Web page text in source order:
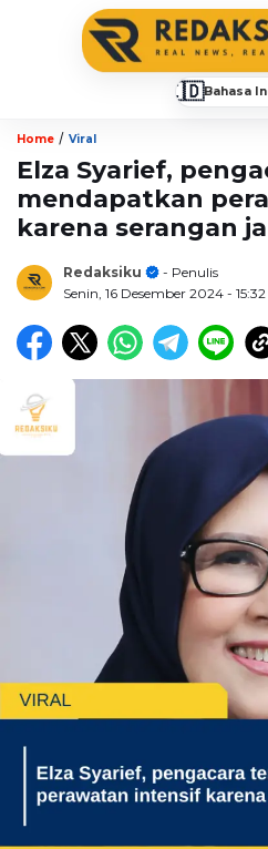
🇮🇩Bahasa
Home / Viral
Elza Syarief,
mendapatkan
karena serangan
Redaksiku
- Penulis
Senin, 16 Desember 2024 -